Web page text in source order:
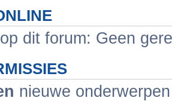
dit forum: Geen
nieuwe